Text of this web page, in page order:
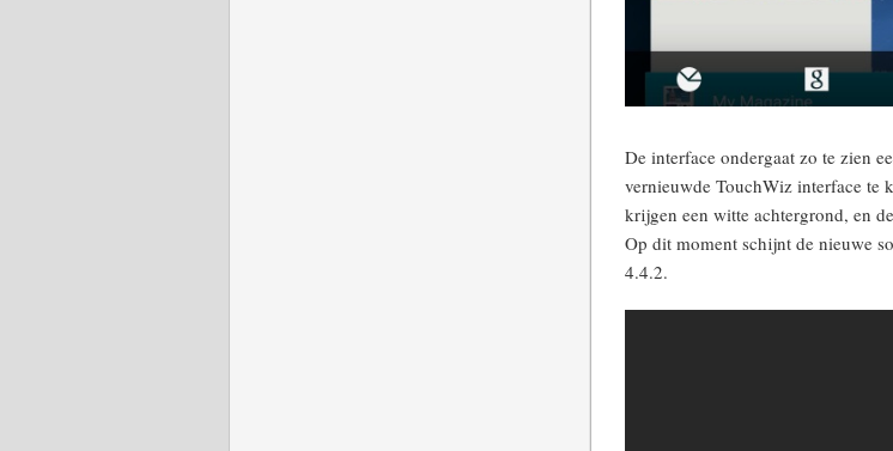
De interface ondergaat zo te zien
vernieuwde TouchWiz interface te
krijgen een witte achtergrond, en
Op dit moment schijnt de nieuwe
4.4.2.